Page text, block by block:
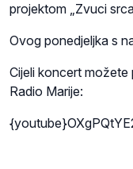
projektom „Zvuci
Ovog ponedjeljka s
Cijeli koncert možete
Radio Marije: